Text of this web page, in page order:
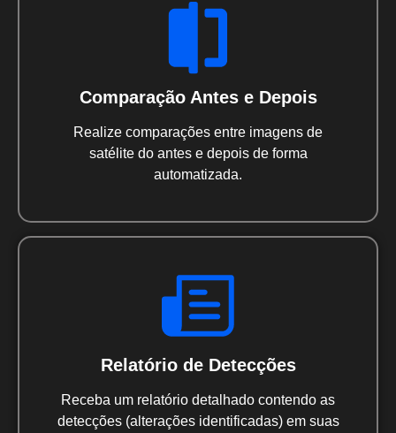
Comparação Antes e Depois
Realize comparações entre imagens de
satélite do antes e depois de forma
automatizada.
Relatório de Detecções
Receba um relatório detalhado contendo as
detecções (alterações identificadas) em suas